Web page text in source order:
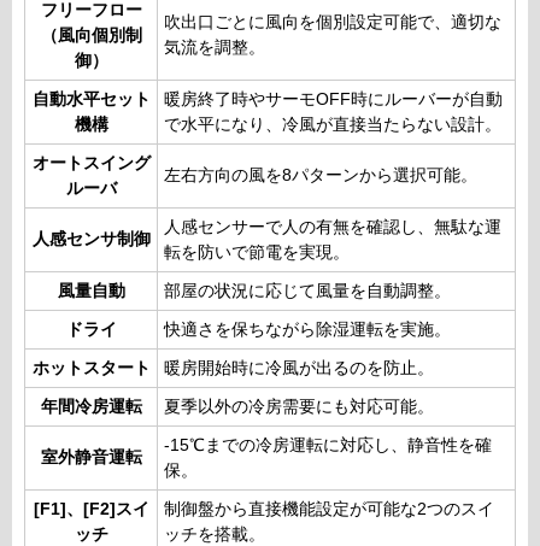
フリーフロー
（風向個別制
御）
吹出口ごとに風向を個別設定可能で、適切な
気流を調整。
自動水平セット
機構
暖房終了時やサーモOFF時にルーバーが自動
で水平になり、冷風が直接当たらない設計。
オートスイング
ルーバ
左右方向の風を8パターンから選択可能。
人感センサ制御
人感センサーで人の有無を確認し、無駄な運
転を防いで節電を実現。
風量自動 部屋の状況に応じて風量を自動調整。
ドライ 快適さを保ちながら除湿運転を実施。
ホットスタート 暖房開始時に冷風が出るのを防止。
年間冷房運転 夏季以外の冷房需要にも対応可能。
室外静音運転
-15℃までの冷房運転に対応し、静音性を確
保。
[F1]、[F2]スイ
ッチ
制御盤から直接機能設定が可能な2つのスイ
ッチを搭載。